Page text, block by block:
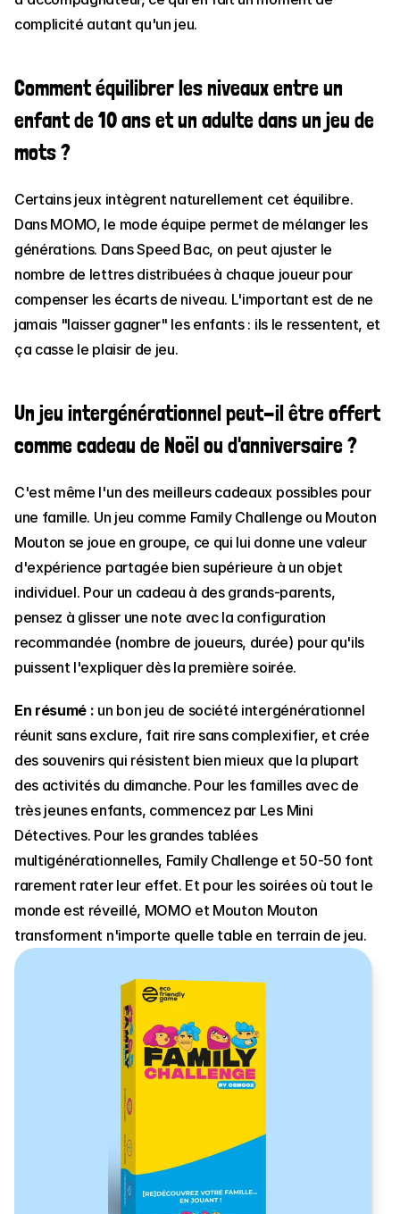
complicité autant qu'un jeu.
Comment équilibrer les niveaux entre un
enfant de 10 ans et un adulte dans un jeu de
mots ?
Certains jeux intègrent naturellement cet équilibre.
Dans MOMO, le mode équipe permet de mélanger les
générations. Dans Speed Bac, on peut ajuster le
nombre de lettres distribuées à chaque joueur pour
compenser les écarts de niveau. L'important est de ne
jamais "laisser gagner" les enfants : ils le ressentent, et
ça casse le plaisir de jeu.
Un jeu intergénérationnel peut-il être offert
comme cadeau de Noël ou d'anniversaire ?
C'est même l'un des meilleurs cadeaux possibles pour
une famille. Un jeu comme Family Challenge ou Mouton
Mouton se joue en groupe, ce qui lui donne une valeur
d'expérience partagée bien supérieure à un objet
individuel. Pour un cadeau à des grands-parents,
pensez à glisser une note avec la configuration
recommandée (nombre de joueurs, durée) pour qu'ils
puissent l'expliquer dès la première soirée.
En résumé : un bon jeu de société intergénérationnel
réunit sans exclure, fait rire sans complexifier, et crée
des souvenirs qui résistent bien mieux que la plupart
des activités du dimanche. Pour les familles avec de
très jeunes enfants, commencez par Les Mini
Détectives. Pour les grandes tablées
multigénérationnelles, Family Challenge et 50-50 font
rarement rater leur effet. Et pour les soirées où tout le
monde est réveillé, MOMO et Mouton Mouton
transforment n'importe quelle table en terrain de jeu.